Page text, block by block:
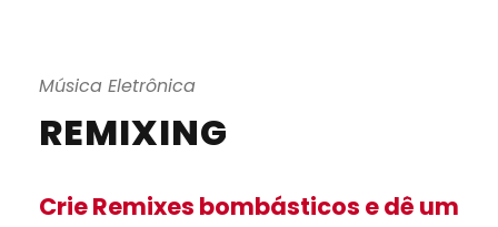
Música Eletrônica
REMIXING
Crie Remixes bombásticos e dê um